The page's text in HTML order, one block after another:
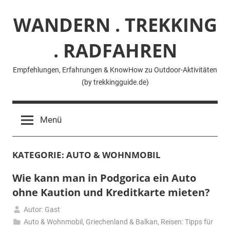
Inhalt
springenWANDERN . TREKKING
. RADFAHREN
Empfehlungen, Erfahrungen & KnowHow zu Outdoor-Aktivitäten
(by trekkingguide.de)
Menü
KATEGORIE: AUTO & WOHNMOBIL
Wie kann man in Podgorica ein Auto
ohne Kaution und Kreditkarte mieten?
8.
Autor: Gast
Auto & Wohnmobil , Griechenland & Balkan, Reisen: Tipps für